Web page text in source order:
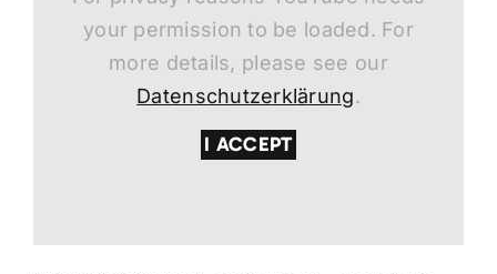
your permission to be loaded. For
more details, please see our
Datenschutzerklärung.
I ACCEPT